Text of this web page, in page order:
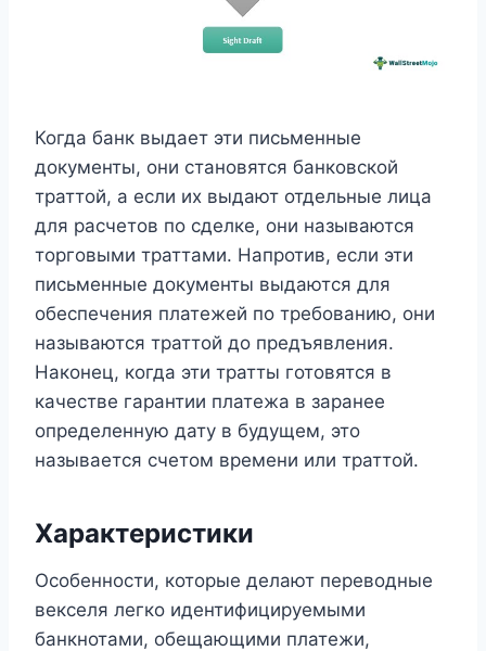
Когда банк выдает эти письменные
документы, они становятся банковской
траттой, а если их выдают отдельные лица
для расчетов по сделке, они называются
торговыми траттами. Напротив, если эти
письменные документы выдаются для
обеспечения платежей по требованию, они
называются траттой до предъявления.
Наконец, когда эти тратты готовятся в
качестве гарантии платежа в заранее
определенную дату в будущем, это
называется счетом времени или траттой.
Характеристики
Особенности, которые делают переводные
векселя легко идентифицируемыми
банкнотами, обещающими платежи,